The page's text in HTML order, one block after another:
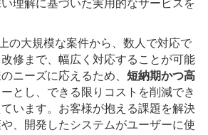
理解に基づいた実用的なサービスを
の大規模な案件から、数人で対応で
修まで、幅広く対応することが可能
ニーズに応えるため、 短納期かつ高
とし、できる限りコストを削減でき
います。お客様が抱える課題を解決
、開発したシステムがユーザーに使